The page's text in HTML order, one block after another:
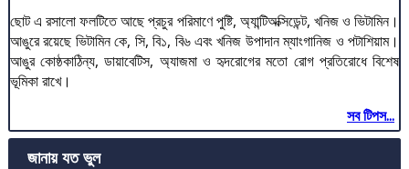
ছোট এ রসালো ফলটিতে আছে প্রচুর পরিমাণে পুষ্টি, অ্যান্টিঅক্সিডেন্ট, খনিজ ও ভিটামিন।
আঙুরে রয়েছে ভিটামিন কে, সি, বি১, বি৬ এবং খনিজ উপাদান ম্যাংগানিজ ও পটাশিয়াম।
আঙুর কোষ্ঠকাঠিন্য, ডায়াবেটিস, অ্যাজমা ও হৃদরোগের মতো রোগ প্রতিরোধে বিশেষ
ভূমিকা রাখে।
সব টিপস...
জানায় যত ভুল